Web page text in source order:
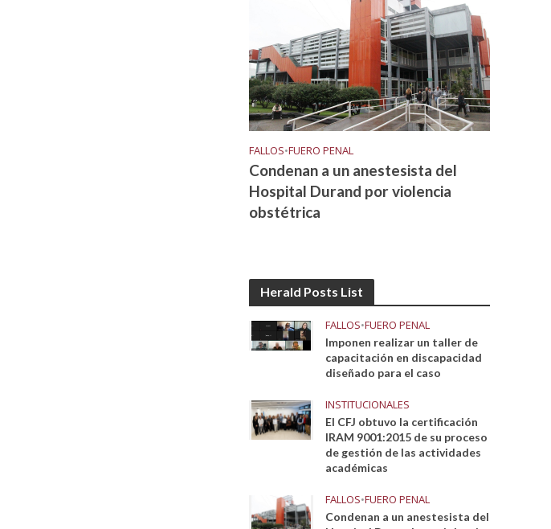
FALLOS•FUERO PENAL
Condenan a un anestesista del
Hospital Durand por violencia
obstétrica
Herald Posts List
FALLOS•FUERO PENAL
Imponen realizar un taller de
capacitación en discapacidad
diseñado para el caso
INSTITUCIONALES
El CFJ obtuvo la certificación
IRAM 9001:2015 de su proceso
de gestión de las actividades
académicas
FALLOS•FUERO PENAL
Condenan a un anestesista del